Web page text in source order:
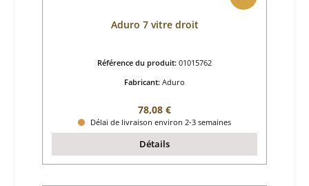
Aduro 7 vitre droit
Référence du produit: 01015762
Fabricant: Aduro
Prix régulier :
78,08 €
Délai de livraison environ 2-3 semaines
Détails